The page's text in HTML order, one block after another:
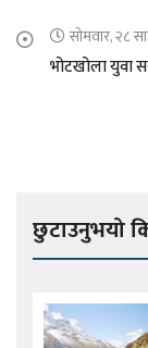
सोमवार, २८
भोटखोला युवा
छुटाउनुभयो